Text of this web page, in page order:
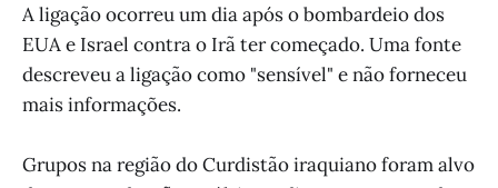
A ligação ocorreu um dia após o bombardeio dos
EUA e Israel contra o Irã ter começado. Uma fonte
descreveu a ligação como "sensível" e não forneceu
mais informações.
Grupos na região do Curdistão iraquiano foram alvo